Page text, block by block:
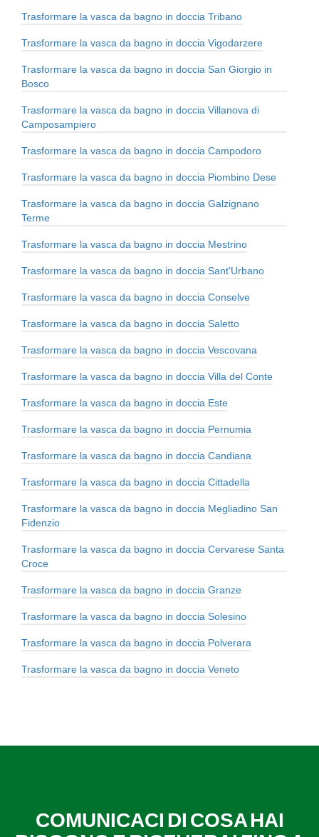
Trasformare la vasca da bagno in doccia Tribano
Trasformare la vasca da bagno in doccia Vigodarzere
Trasformare la vasca da bagno in doccia San Giorgio in
Bosco
Trasformare la vasca da bagno in doccia Villanova di
Camposampiero
Trasformare la vasca da bagno in doccia Campodoro
Trasformare la vasca da bagno in doccia Piombino Dese
Trasformare la vasca da bagno in doccia Galzignano
Terme
Trasformare la vasca da bagno in doccia Mestrino
Trasformare la vasca da bagno in doccia Sant'Urbano
Trasformare la vasca da bagno in doccia Conselve
Trasformare la vasca da bagno in doccia Saletto
Trasformare la vasca da bagno in doccia Vescovana
Trasformare la vasca da bagno in doccia Villa del Conte
Trasformare la vasca da bagno in doccia Este
Trasformare la vasca da bagno in doccia Pernumia
Trasformare la vasca da bagno in doccia Candiana
Trasformare la vasca da bagno in doccia Cittadella
Trasformare la vasca da bagno in doccia Megliadino San
Fidenzio
Trasformare la vasca da bagno in doccia Cervarese Santa
Croce
Trasformare la vasca da bagno in doccia Granze
Trasformare la vasca da bagno in doccia Solesino
Trasformare la vasca da bagno in doccia Polverara
Trasformare la vasca da bagno in doccia Veneto
COMUNICACI DI COSA HAI